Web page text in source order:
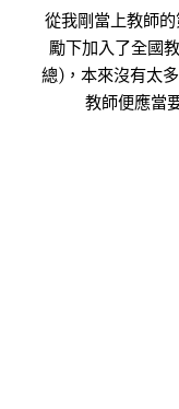
從我剛當上教師
勵下加入了全國
總)，本來沒有太
教師便應當